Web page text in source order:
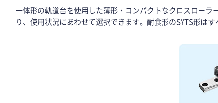
一体形の軌道台を使用した薄形・コンパクトなクロスロー
り、使用状況にあわせて選択できます。耐食形のSYTS形は